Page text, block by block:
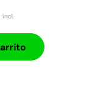
incl.